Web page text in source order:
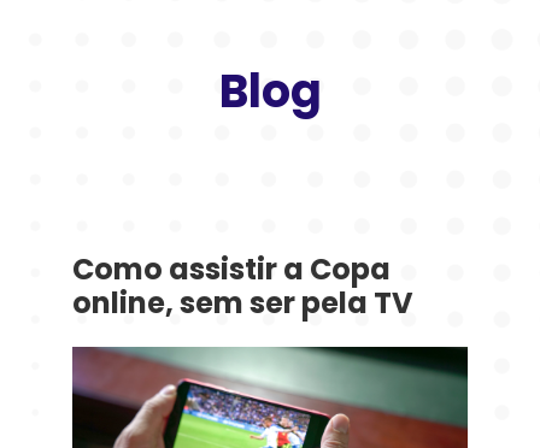
Blog
Como assistir a Copa
online, sem ser pela TV